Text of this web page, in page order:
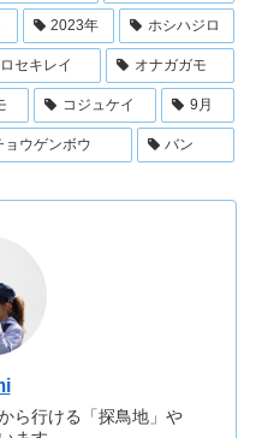
2023年 ホシハジロ
セキレイ オナガガモ
コジュケイ 9月
ョウゲンボウ バン
ら行ける「探鳥地」や